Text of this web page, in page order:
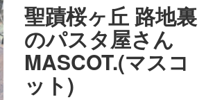
聖蹟桜ヶ丘 路地裏
のパスタ屋さん
MASCOT.(マスコ
ット)